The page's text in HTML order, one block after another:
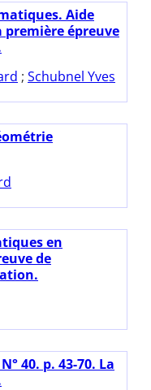
Aide
épreuve
; Schubnel Yves
en
de
40. p. 43-70. La